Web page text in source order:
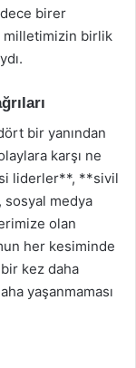
birer
milletimizin birlik
bir yanından
karşı ne
liderler**, **sivil
medya
olan
her kesiminde
kez daha
yaşanmaması